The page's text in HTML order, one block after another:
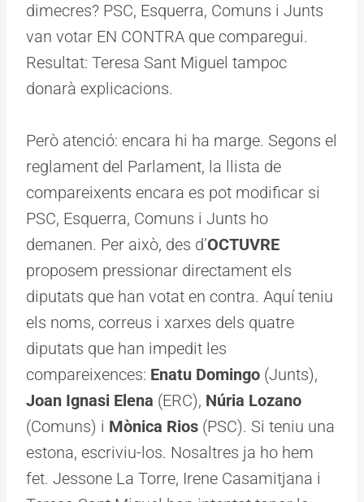
dimecres? PSC, Esquerra, Comuns i Junts
van votar EN CONTRA que comparegui.
Resultat: Teresa Sant Miguel tampoc
donarà explicacions.
Però atenció: encara hi ha marge. Segons el
reglament del Parlament, la llista de
compareixents encara es pot modificar si
PSC, Esquerra, Comuns i Junts ho
demanen. Per això, des d’OCTUVRE
proposem pressionar directament els
diputats que han votat en contra. Aquí teniu
els noms, correus i xarxes dels quatre
diputats que han impedit les
compareixences: Enatu Domingo (Junts),
Joan Ignasi Elena (ERC), Núria Lozano
(Comuns) i Mònica Rios (PSC). Si teniu una
estona, escriviu-los. Nosaltres ja ho hem
fet. Jessone La Torre, Irene Casamitjana i